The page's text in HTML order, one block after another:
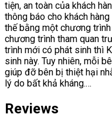
tiện, an toàn của khách
thông báo cho khách
thế bằng một chương
chương trình tham quan
trình mới có phát sinh thì
sinh này. Tuy nhiên, mỗi
giúp đỡ bên bị thiệt hại
lý do bất khả kháng.…
Reviews